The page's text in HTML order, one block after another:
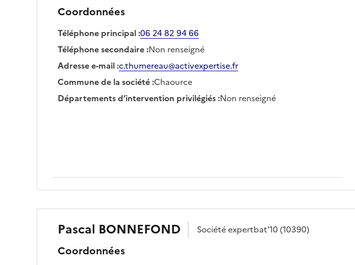
Coordonnées
Téléphone principal:06 24 82 94 66
Téléphone secondaire:Non renseigné
Adresse e-mail:c.thumereau@activexpertise.fr
Commune de la société:Chaource
Départements d’intervention privilégiés:Non renseigné
Pascal BONNEFOND Sociétéexpertbat'10 (10390)
Coordonnées